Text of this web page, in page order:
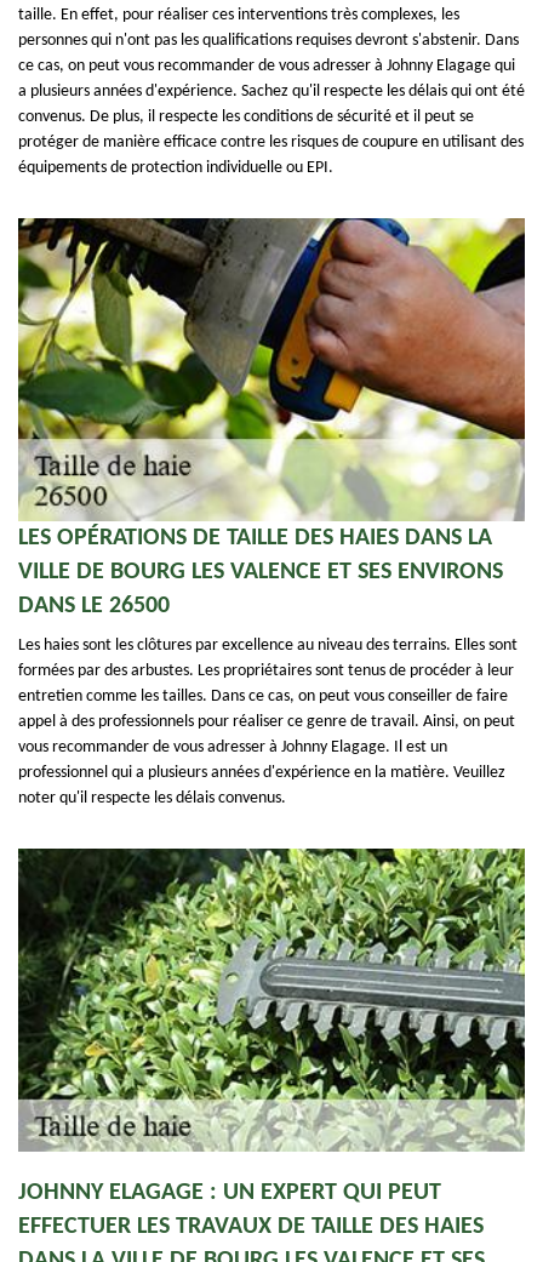
taille. En effet, pour réaliser ces interventions très complexes, les
personnes qui n'ont pas les qualifications requises devront s'abstenir. Dans
ce cas, on peut vous recommander de vous adresser à Johnny Elagage qui
a plusieurs années d'expérience. Sachez qu'il respecte les délais qui ont été
convenus. De plus, il respecte les conditions de sécurité et il peut se
protéger de manière efficace contre les risques de coupure en utilisant des
équipements de protection individuelle ou EPI.
LES OPÉRATIONS DE TAILLE DES HAIES DANS LA
VILLE DE BOURG LES VALENCE ET SES ENVIRONS
DANS LE 26500
Les haies sont les clôtures par excellence au niveau des terrains. Elles sont
formées par des arbustes. Les propriétaires sont tenus de procéder à leur
entretien comme les tailles. Dans ce cas, on peut vous conseiller de faire
appel à des professionnels pour réaliser ce genre de travail. Ainsi, on peut
vous recommander de vous adresser à Johnny Elagage. Il est un
professionnel qui a plusieurs années d'expérience en la matière. Veuillez
noter qu'il respecte les délais convenus.
JOHNNY ELAGAGE : UN EXPERT QUI PEUT
EFFECTUER LES TRAVAUX DE TAILLE DES HAIES